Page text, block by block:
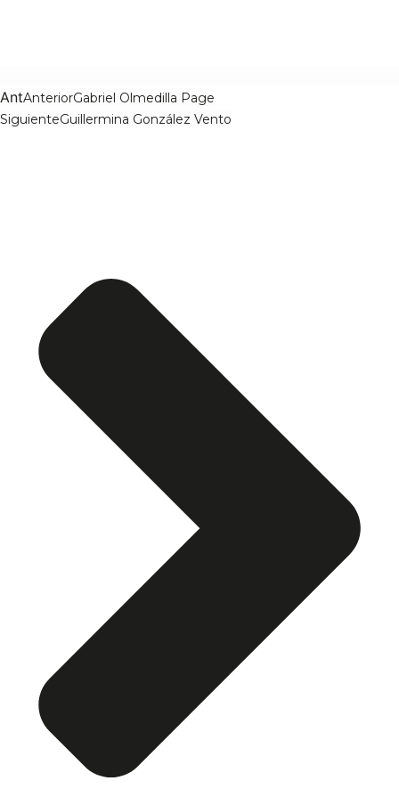
AntAnteriorGabriel Olmedilla Page
SiguienteGuillermina González Vento